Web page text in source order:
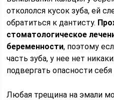
откололся кусок зуба, ей
обратиться к дантисту.
стоматологическое
беременности, поэтому
часть зуба, у нее нет
подвергать опасности себя
Любая трещина на эмали